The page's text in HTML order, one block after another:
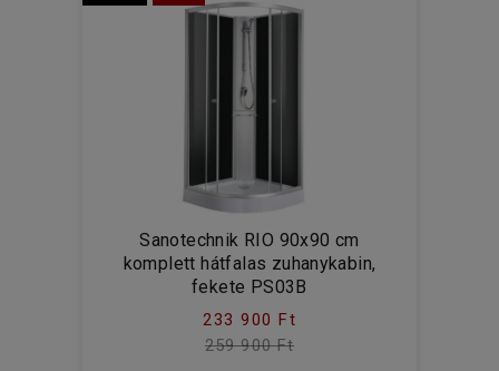
Sanotechnik RIO 90x90 cm
komplett hátfalas zuhanykabin,
fekete PS03B
233 900 Ft
259 900 Ft